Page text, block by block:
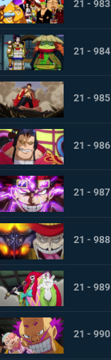
21 - 983
21 - 984
21 - 985
21 - 986
21 - 987
21 - 988
21 - 989
21 - 990